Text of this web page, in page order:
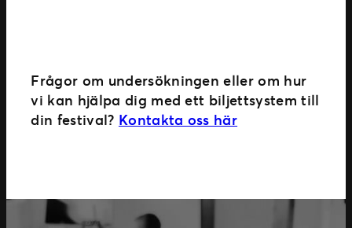
Frågor om undersökningen eller om hur
vi kan hjälpa dig med ett biljettsystem till
din festival? Kontakta oss här